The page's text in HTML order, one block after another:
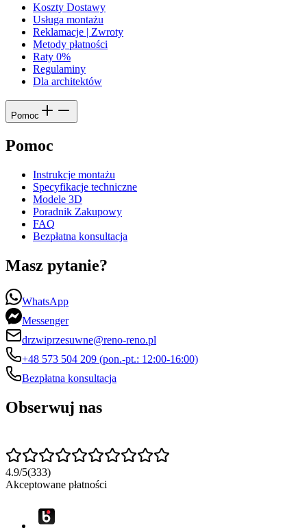
Koszty Dostawy
Usługa montażu
Reklamacje | Zwroty
Metody płatności
Raty 0%
Regulaminy
Dla architektów
Pomoc
Pomoc
Instrukcje montażu
Specyfikacje techniczne
Modele 3D
Poradnik Zakupowy
FAQ
Bezpłatna konsultacja
Masz pytanie?
WhatsApp
Messenger
drzwiprzesuwne@reno-reno.pl
+48 573 504 209 (pon.-pt.: 12:00-16:00)
Bezpłatna konsultacja
Obserwuj nas
4.9/5(333)
Akceptowane płatności